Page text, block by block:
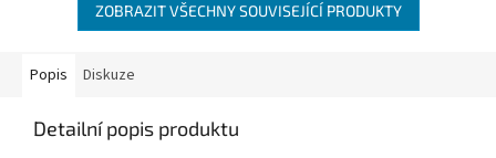
ZOBRAZIT VŠECHNY SOUVISEJÍCÍ PRODUKTY
Popis Diskuze
Detailní popis produktu